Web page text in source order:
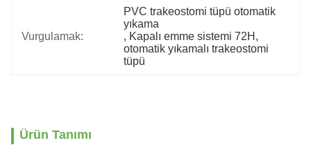
Vurgulamak:
PVC trakeostomi tüpü otomatik
yıkama
, Kapalı emme sistemi 72H ,
otomatik yıkamalı trakeostomi
tüpü
Ürün Tanımı